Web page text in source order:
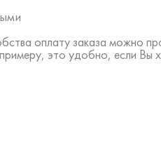
оплату заказа можно
это удобно, если Вы